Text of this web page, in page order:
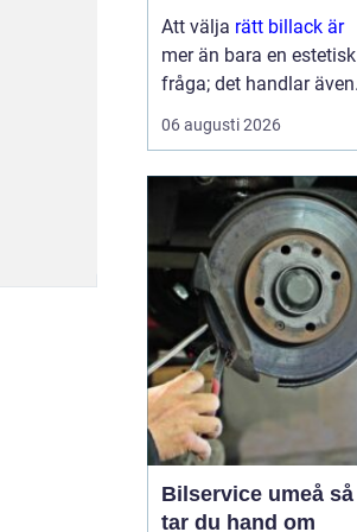
ytbehandling
Att välja rätt billack är
mer än bara en estetisk
fråga; det handlar även
om funktion och
hållbarhet. Bilens lack är
skyddar karos...
06 augusti 2026
Bilservice umeå så
tar du hand om